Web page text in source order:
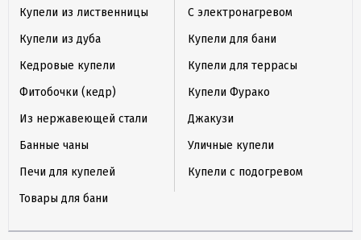
Купели из лиственницы
Купели из дуба
Кедровые купели
Фитобочки (кедр)
Из нержавеющей стали
Банные чаны
Печи для купелей
Товары для бани
С электронагревом
Купели для бани
Купели для террасы
Купели Фурако
Джакузи
Уличные купели
Купели с подогревом